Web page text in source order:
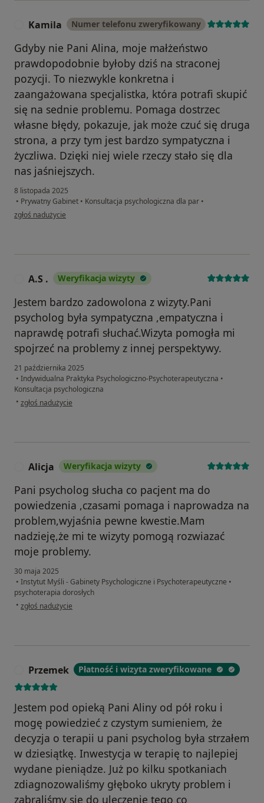
Kamila Numer telefonu zweryfikowany
Gdyby nie Pani Alina, moje małżeństwo
prawdopodobnie byłoby dziś na straconej
pozycji. To niezwykle konkretna i
zaangażowana specjalistka, która potrafi skupić
się na sednie problemu. Pomaga dostrzec
własne błędy, pokazuje, jak może czuć się druga
strona, a przy tym jest bardzo sympatyczna i
życzliwa. Dzięki niej wiele rzeczy stało się dla
nas jaśniejszych.
8 listopada 2025
• Prywatny Gabinet • Konsultacja psychologiczna dla par •
w opinii użytkownika Kamila
zgłoś nadużycie
A.S . Weryfikacja wizyty
Jestem bardzo zadowolona z wizyty.Pani
psycholog była sympatyczna ,empatyczna i
naprawdę potrafi słuchać.Wizyta pomogła mi
spojrzeć na problemy z innej perspektywy.
21 października 2025
• Indywidualna Praktyka Psychologiczno-Psychoterapeutyczna •
Konsultacja psychologiczna
• w opinii użytkownika A.S .
zgłoś nadużycie
Alicja Weryfikacja wizyty
Pani psycholog słucha co pacjent ma do
powiedzenia ,czasami pomaga i naprowadza na
problem,wyjaśnia pewne kwestie.Mam
nadzieję,że mi te wizyty pomogą rozwiazać
moje problemy.
30 maja 2025
• Instytut Myśli - Gabinety Psychologiczne i Psychoterapeutyczne •
psychoterapia dorosłych
• w opinii użytkownika Alicja
zgłoś nadużycie
Przemek Płatność i wizyta zweryfikowane
Jestem pod opieką Pani Aliny od pół roku i
mogę powiedzieć z czystym sumieniem, że
decyzja o terapii u pani psycholog była strzałem
w dziesiątkę. Inwestycja w terapię to najlepiej
wydane pieniądze. Już po kilku spotkaniach
zdiagnozowaliśmy głęboko ukryty problem i
zabraliśmy się do uleczenie tego co